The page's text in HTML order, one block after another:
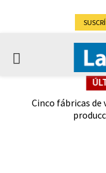
PRIMARY
Cinco fábricas